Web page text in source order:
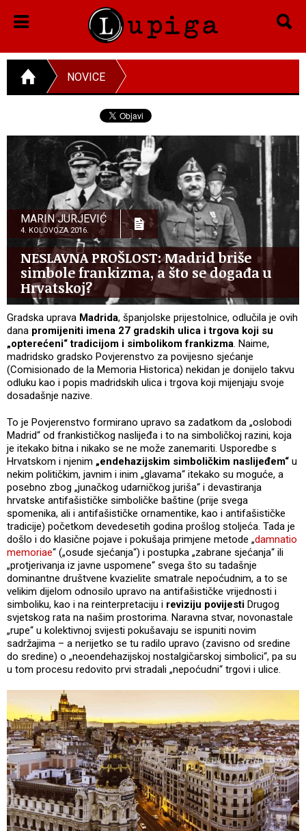
NOVICE
MARIN JURJEVIĆ
4. KOLOVOZA 2016.
NESLAVNA PROŠLOST: Madrid briše
simbole frankizma, a što se događa u
Hrvatskoj?
Gradska uprava Madrida, španjolske prijestolnice, odlučila je ovih
dana promijeniti imena 27 gradskih ulica i trgova koji su
„opterećeni“ tradicijom i simbolikom frankizma. Naime,
madridsko gradsko Povjerenstvo za povijesno sjećanje
(Comisionado de la Memoria Historica) nekidan je donijelo takvu
odluku kao i popis madridskih ulica i trgova koji mijenjaju svoje
dosadašnje nazive.
To je Povjerenstvo formirano upravo sa zadatkom da „oslobodi
Madrid“ od frankističkog naslijeđa i to na simboličkoj razini, koja
je itekako bitna i nikako se ne može zanemariti. Usporedbe s
Hrvatskom i njenim „endehazijskim simboličkim naslijeđem“ u
nekim političkim, javnim i inim „glavama“ itekako su moguće, a
posebno zbog „junačkog udarničkog juriša“ i devastiranja
hrvatske antifašističke simboličke baštine (prije svega
spomenika, ali i antifašističke ornamentike, kao i antifašističke
tradicije) početkom devedesetih godina prošlog stoljeća. Tada je
došlo i do klasične pojave i pokušaja primjene metode „damnatio
memoriae“ („osude sjećanja“) i postupka „zabrane sjećanja“ ili
„protjerivanja iz javne uspomene“ svega što su tadašnje
dominantne društvene kvazielite smatrale nepoćudnim, a to se
velikim dijelom odnosilo upravo na antifašističke vrijednosti i
simboliku, kao i na reinterpretaciju i reviziju povijesti Drugog
svjetskog rata na našim prostorima. Naravna stvar, novonastale
„rupe“ u kolektivnoj svijesti pokušavaju se ispuniti novim
sadržajima – a nerijetko se tu radilo upravo (zavisno od sredine
do sredine) o „neoendehazijskoj nostalgičarskoj simbolici“, pa su
u tom procesu redovito prvi stradali „nepoćudni“ trgovi i ulice.